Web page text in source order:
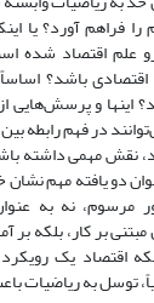
را فراهم آورد؟ یا
اقتصاد شده
باشد؟
و پرسش‌هایی
در فهم رابطه
نقش مهمی داشته
دو یافته مهم نشان
مرسوم، نه به
بر کار، بلکه بر
اقتصاد یک
توسل به ریاضیات